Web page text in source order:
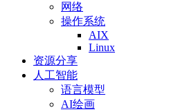
网络
操作系统
AIX
Linux
资源分享
人工智能
语言模型
AI绘画